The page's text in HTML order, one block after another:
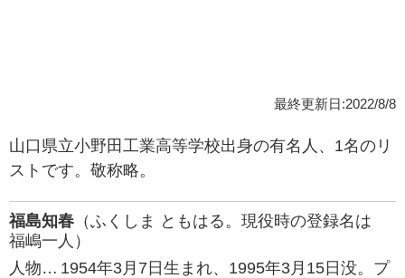
最終更新日:2022/8/8
山口県立小野田工業高等学校出身の有名人、1名のリ
ストです。敬称略。
福島知春 （ふくしま ともはる。現役時の登録名は
福嶋一人）
人物… 1954年3月7日生まれ、1995年3月15日没。プ